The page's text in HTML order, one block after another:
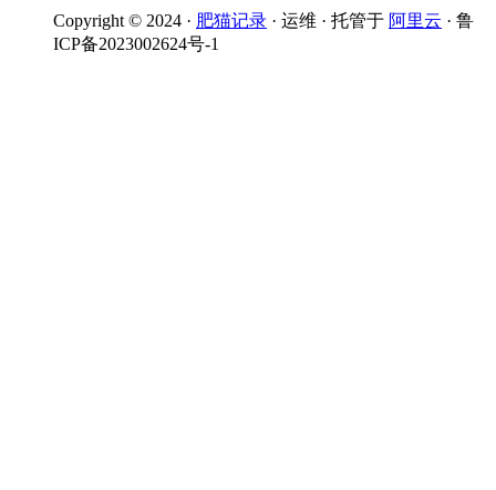
Copyright © 2024 · 肥猫记录 · 运维 · 托管于 阿里云 · 鲁
ICP备2023002624号-1